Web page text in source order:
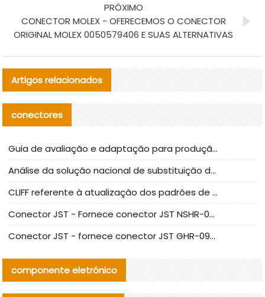
PRÓXIMO
CONECTOR MOLEX - OFERECEMOS O CONECTOR
ORIGINAL MOLEX 0050579406 E SUAS ALTERNATIVAS
Artigos relacionados
conectores
Guia de avaliação e adaptação para produção em massa de componentes de cabos nacionais CNC Tech
Análise da solução nacional de substituição da linha de alta frequência I-PEX
CLIFF referente à atualização dos padrões de teste de conectores nacionais
Conector JST - Fornece conector JST NSHR-02V-S original | substituto
Conector JST - fornece conector JST GHR-09V-S autêntico | substituto
componente eletrónico